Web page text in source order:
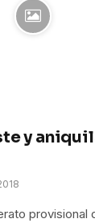
y
provisional